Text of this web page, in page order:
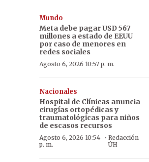
Mundo
Meta debe pagar USD 567
millones a estado de EEUU
por caso de menores en
redes sociales
Agosto 6, 2026 10:57 p. m.
Nacionales
Hospital de Clínicas anuncia
cirugías ortopédicas y
traumatológicas para niños
de escasos recursos
Agosto 6, 2026 10:54
p. m.
· Redacción
ÚH